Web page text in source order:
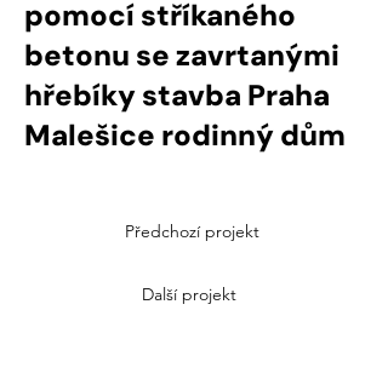
pomocí stříkaného
betonu se zavrtanými
hřebíky stavba Praha
Malešice rodinný dům
Předchozí projekt
Další projekt